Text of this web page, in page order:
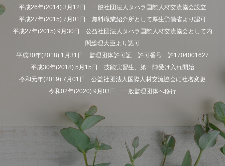
平成26年(2014) 3月12日 一般社団法人タハラ国際人材交流協会設立
平成27年(2015) 7月01日 無料職業紹介所として厚生労働省より認可
平成27年(2015) 9月30日 公益社団法人タハラ国際人材交流協会として内
閣総理大臣より認可
平成30年(2018) 1月31日 監理団体許可証 許可番号 許1704001627
平成30年(2018) 5月15日 技能実習生、第一陣受け入れ開始
令和元年(2019) 7月01日 公益社団法人国際人材交流協会に社名変更
令和02年(2020) 9月03日 一般監理団体へ移行